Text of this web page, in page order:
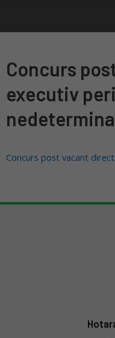
Concurs
executiv
Concurs post vacant